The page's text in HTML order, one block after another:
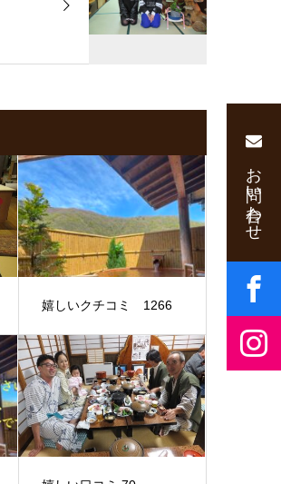
嬉しいクチコミ 1266
お問い合わせ